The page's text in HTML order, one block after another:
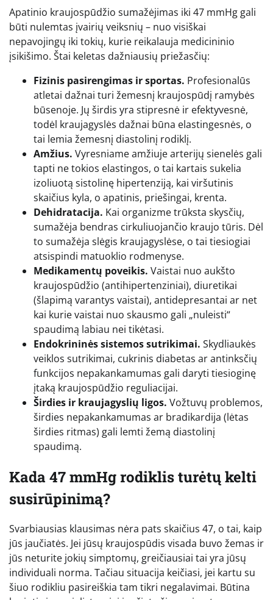
Apatinio kraujospūdžio sumažėjimas iki 47 mmHg gali
būti nulemtas įvairių veiksnių – nuo visiškai
nepavojingų iki tokių, kurie reikalauja medicininio
įsikišimo. Štai keletas dažniausių priežasčių:
Fizinis pasirengimas ir sportas. Profesionalūs
atletai dažnai turi žemesnį kraujospūdį ramybės
būsenoje. Jų širdis yra stipresnė ir efektyvesnė,
todėl kraujagyslės dažnai būna elastingesnės, o
tai lemia žemesnį diastolinį rodiklį.
Amžius. Vyresniame amžiuje arterijų sienelės gali
tapti ne tokios elastingos, o tai kartais sukelia
izoliuotą sistolinę hipertenziją, kai viršutinis
skaičius kyla, o apatinis, priešingai, krenta.
Dehidratacija. Kai organizme trūksta skysčių,
sumažėja bendras cirkuliuojančio kraujo tūris. Dėl
to sumažėja slėgis kraujagyslėse, o tai tiesiogiai
atsispindi matuoklio rodmenyse.
Medikamentų poveikis. Vaistai nuo aukšto
kraujospūdžio (antihipertenziniai), diuretikai
(šlapimą varantys vaistai), antidepresantai ar net
kai kurie vaistai nuo skausmo gali „nuleisti“
spaudimą labiau nei tikėtasi.
Endokrininės sistemos sutrikimai. Skydliaukės
veiklos sutrikimai, cukrinis diabetas ar antinksčių
funkcijos nepakankamumas gali daryti tiesioginę
įtaką kraujospūdžio reguliacijai.
Širdies ir kraujagyslių ligos. Vožtuvų problemos,
širdies nepakankamumas ar bradikardija (lėtas
širdies ritmas) gali lemti žemą diastolinį
spaudimą.
Kada 47 mmHg rodiklis turėtų kelti
susirūpinimą?
Svarbiausias klausimas nėra pats skaičius 47, o tai, kaip
jūs jaučiatės. Jei jūsų kraujospūdis visada buvo žemas ir
jūs neturite jokių simptomų, greičiausiai tai yra jūsų
individuali norma. Tačiau situacija keičiasi, jei kartu su
šiuo rodikliu pasireiškia tam tikri negalavimai. Būtina